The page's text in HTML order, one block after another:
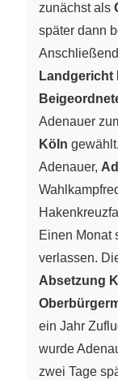
zunächst als
später dann
Landgericht
Adenauer
Köln
Adenauer,
Einen Monat
verlassen.
Absetzung
ein Jahr
wurde
zwei Tage